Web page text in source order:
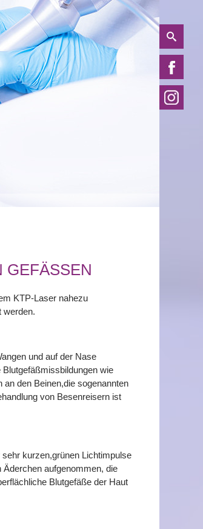
KTP-Laser nahezu
werden.
und auf der Nase
wie
den Beinen,die sogenannten
von Besenreisern ist
kurzen,grünen Lichtimpulse
aufgenommen, die
Blutgefäße der Haut